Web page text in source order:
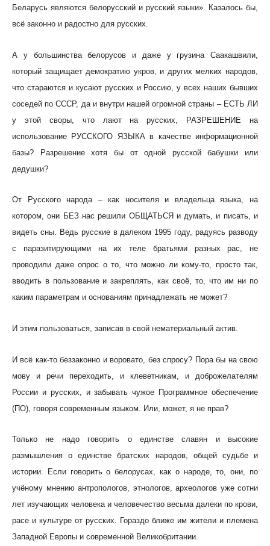
Беларусь являются белорусский и русский языки». Казалось бы,
всё законно и радостно для русских.
А у большинства белорусов и даже у грузина Саакашвили,
который защищает демократию укров, и других мелких народов,
что стараются и кусают русских и Россию, у всех наших бывших
соседей по СССР, да и внутри нашей огромной страны – ЕСТЬ ЛИ
у этой своры, что лают на русских, РАЗРЕШЕНИЕ на
использование РУССКОГО ЯЗЫКА в качестве информационной
базы? Разрешение хотя бы от одной русской бабушки или
дедушки?
От Русского народа – как носителя и владельца языка, на
котором, они БЕЗ нас решили ОБЩАТЬСЯ и думать, и писать, и
видеть сны. Ведь русские в далеком 1995 году, радуясь разводу
с паразитирующими на их теле братьями разных рас, не
проводили даже опрос о то, что можно ли кому-то, просто так,
вводить в пользование и закреплять, как своё, то, что им ни по
каким параметрам и основаниям принадлежать не может?
И этим пользоваться, записав в свой нематериальный актив.
И всё как-то беззаконно и воровато, без спросу? Пора бы на свою
мову и речи переходить, и клеветникам, и доброжелателям
России и русских, и забывать чужое Программное обеспечение
(ПО), говоря современным языком. Или, может, я не прав?
Только не надо говорить о единстве славян и высокие
размышления о единстве братских народов, общей судьбе и
истории. Если говорить о белорусах, как о народе, то, они, по
учёному мнению антропологов, этнологов, археологов уже сотни
лет изучающих человека и человечество весьма далеки по крови,
расе и культуре от русских. Гораздо ближе им жители и племена
Западной Европы и современной Великобритании.